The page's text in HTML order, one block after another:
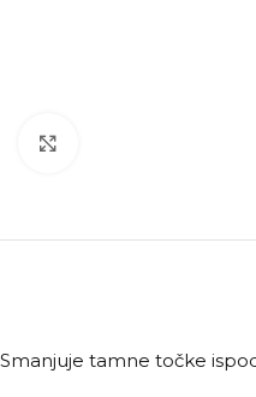
Smanjuje tamne točke